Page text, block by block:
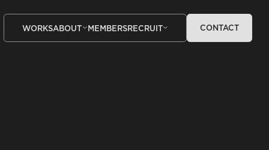
WORKSABOUT MEMBERSRECRUIT CONTACT